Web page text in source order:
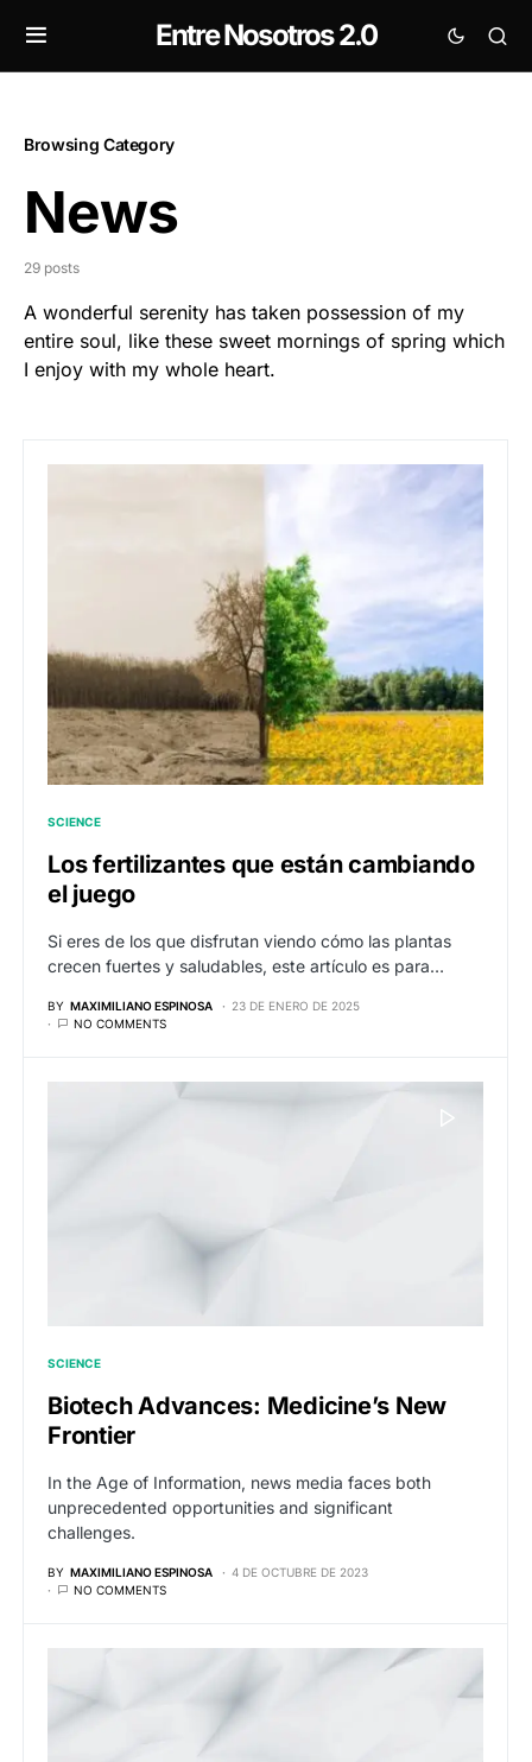
Entre Nosotros 2.0
Browsing Category
News
29 posts
A wonderful serenity has taken possession of my
entire soul, like these sweet mornings of spring which
I enjoy with my whole heart.
SCIENCE
Los fertilizantes que están cambiando
el juego
Si eres de los que disfrutan viendo cómo las plantas
crecen fuertes y saludables, este artículo es para…
BY MAXIMILIANO ESPINOSA
23 DE ENERO DE 2025
NO COMMENTS
SCIENCE
Biotech Advances: Medicine’s New
Frontier
In the Age of Information, news media faces both
unprecedented opportunities and significant
challenges.
BY MAXIMILIANO ESPINOSA
4 DE OCTUBRE DE 2023
NO COMMENTS